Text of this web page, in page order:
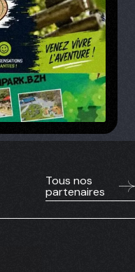
Tous nos
partenaires